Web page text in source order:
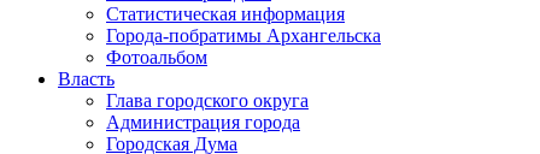
Статистическая информация
Города-побратимы Архангельска
Фотоальбом
Власть
Глава городского округа
Администрация города
Городская Дума